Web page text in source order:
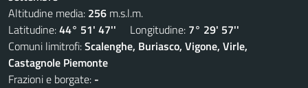
Altitudine media: 256 m.s.l.m.
Latitudine:44° 51' 47'' Longitudine: 7° 29' 57''
Comuni limitrofi:Scalenghe, Buriasco, Vigone, Virle,
Castagnole Piemonte
Frazioni e borgate: -